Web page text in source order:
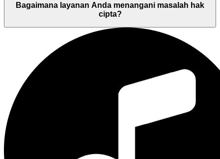
Bagaimana layanan Anda menangani masalah hak
cipta?